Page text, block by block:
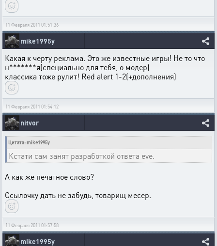
11 Февраля 2011 01:51:36
mike1995y
Какая к черту реклама. Это же известные игры! Не то что
н*******я(специально для тебя, о модер)
классика тоже рулит! Red alert 1-2(+дополнения)
11 Февраля 2011 01:54:12
nitvor
Цитата: mike1995y
Кстати сам занят разработкой ответа eve.
А как же печатное слово?
Ссылочку дать не забудь, товарищ месер.
11 Февраля 2011 01:57:58
mike1995y